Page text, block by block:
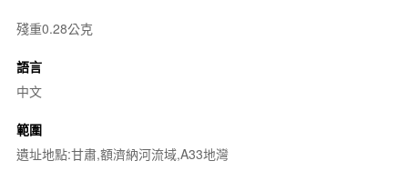
殘重0.28公克
語言
中文
範圍
遺址地點:甘肅,額濟納河流域,A33地灣